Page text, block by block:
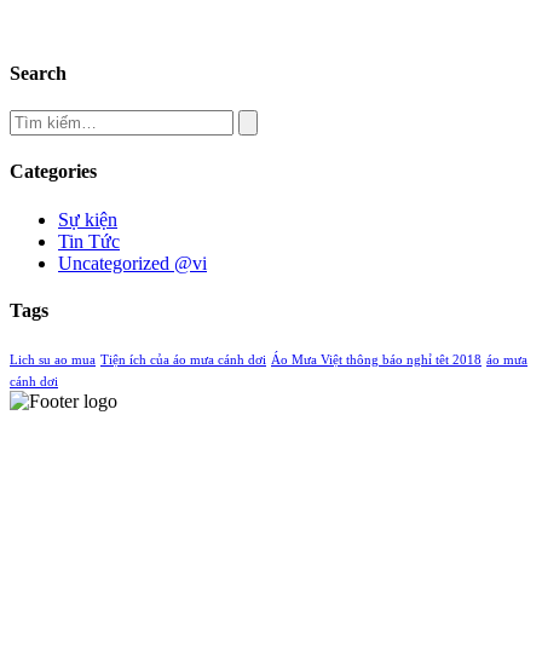
Search
Categories
Sự kiện
Tin Tức
Uncategorized @vi
Tags
Lich su ao mua Tiện ích của áo mưa cánh dơi Áo Mưa Việt thông báo nghỉ têt 2018 áo mưa
cánh dơi